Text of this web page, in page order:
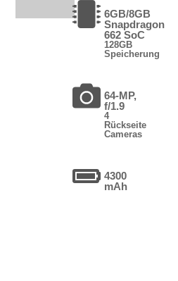
6GB/8GB
Snapdragon
662 SoC
128GB
Speicherung
64-MP,
f/1.9
4
Rückseite
Cameras
4300
mAh